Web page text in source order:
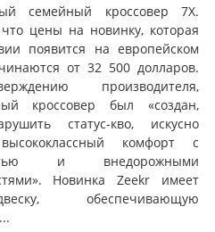
семейный кроссовер 7X.
цены на новинку, которая
появится на европейском
от 32 500 долларов.
производителя,
кроссовер был «создан,
статус-кво, искусно
комфорт с
и внедорожными
Новинка Zeekr имеет
обеспечивающую